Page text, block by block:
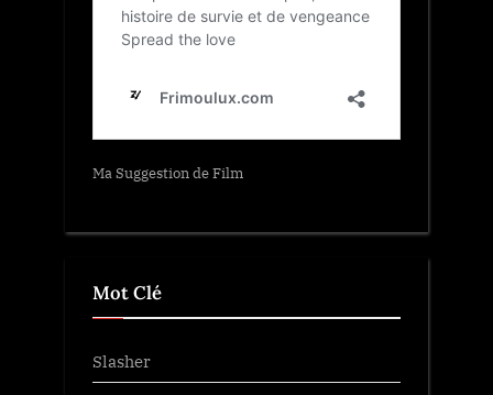
Ma Suggestion de Film
Mot Clé
Slasher